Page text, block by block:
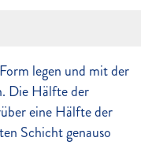
legen und mit der
Die Hälfte der
eine Hälfte der
Schicht genauso